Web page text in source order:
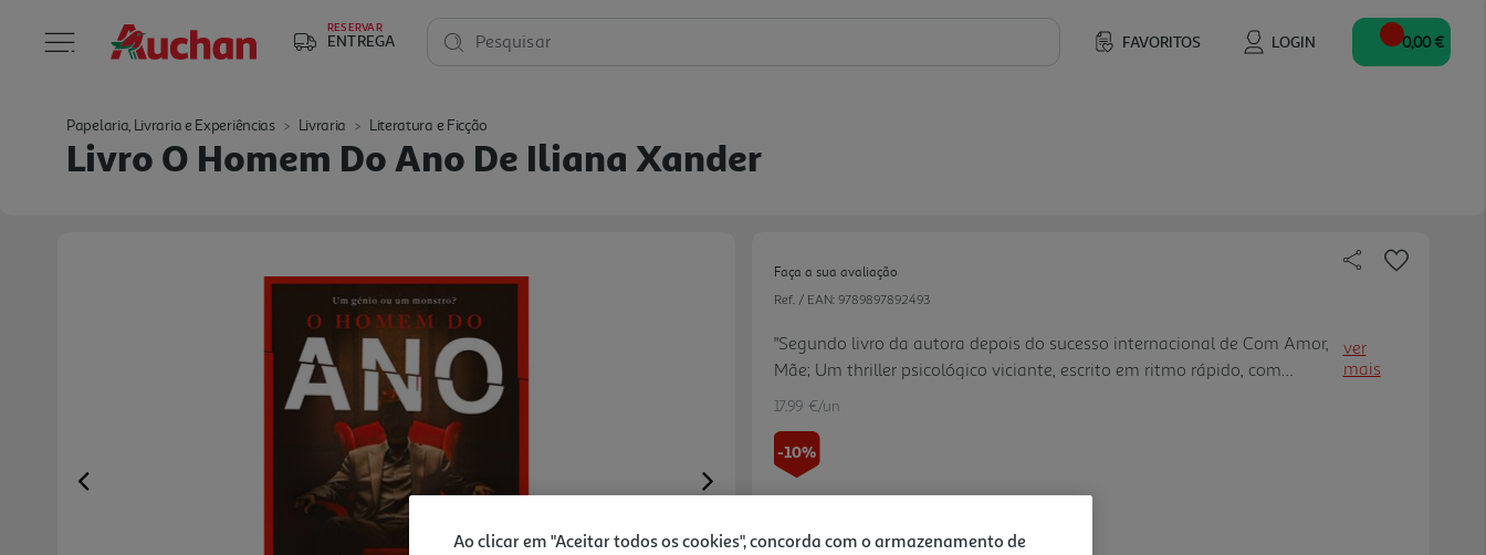
RESERVAR
ENTREGA FAVORITOS LOGIN
Pesquisar 0,00 €
Papelaria, Livraria e Experiências Livraria Literatura e Ficção
Livro O Homem Do Ano De Iliana Xander
Previous Next
Faça a sua avaliação
Ref. / EAN: 9789897892493
"Segundo livro da autora depois do sucesso internacional de Com Amor,
Mãe; Um thriller psicológico viciante, escrito em ritmo rápido, com
capítulos curtos e muitos plot twists; Trabalha temas como: a ambição e
do dinheiro, a amizade e a família que escolhemos."
ver
mais
17.99 €/un
-10%
17,99 €
Ao clicar em "Aceitar todos os cookies", concorda com o armazenamento de